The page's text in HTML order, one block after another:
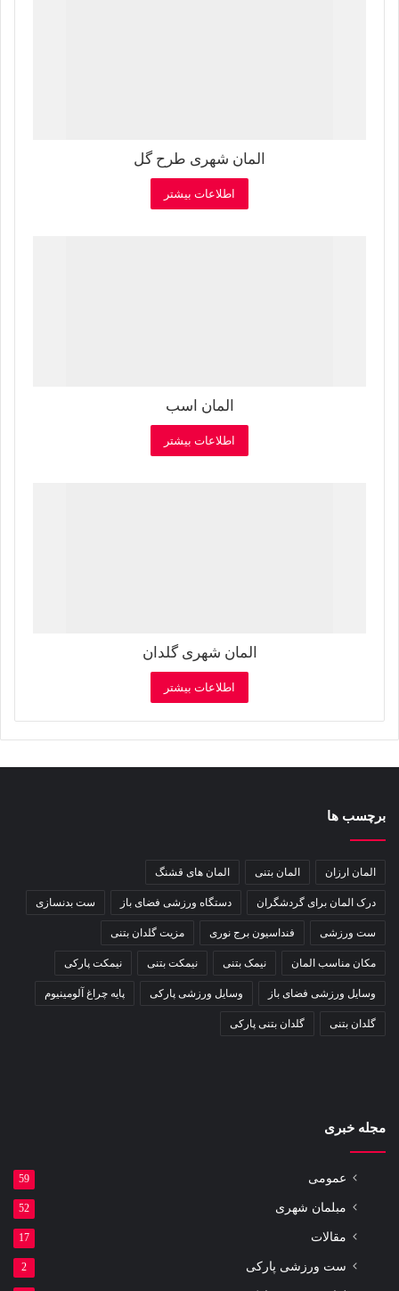
المان شهری طرح گل
اطلاعات بیشتر
المان اسب
اطلاعات بیشتر
المان شهری گلدان
اطلاعات بیشتر
برچسب ها
المان ارزان المان بتنی المان های قشنگ
درک المان برای گردشگران دستگاه ورزشی فضای باز ست بدنسازی
ست ورزشی فنداسیون برج نوری مزیت گلدان بتنی
مکان مناسب المان نیمک بتنی نیمکت بتنی نیمکت پارکی
وسایل ورزشی فضای باز وسایل ورزشی پارکی پایه چراغ آلومینیوم
گلدان بتنی گلدان بتنی پارکی
مجله خبری
عمومی 59
مبلمان شهری 52
مقالات 17
ست ورزشی پارکی 2